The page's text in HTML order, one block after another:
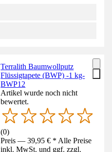
Terralith Baumwollputz
Flüssigtapete (BWP) -1 kg-
BWP12
Artikel wurde noch nicht
bewertet.
(0)
Preis — 39,95 € * Alle Preise
inkl. MwSt. und ggf. zzgl.